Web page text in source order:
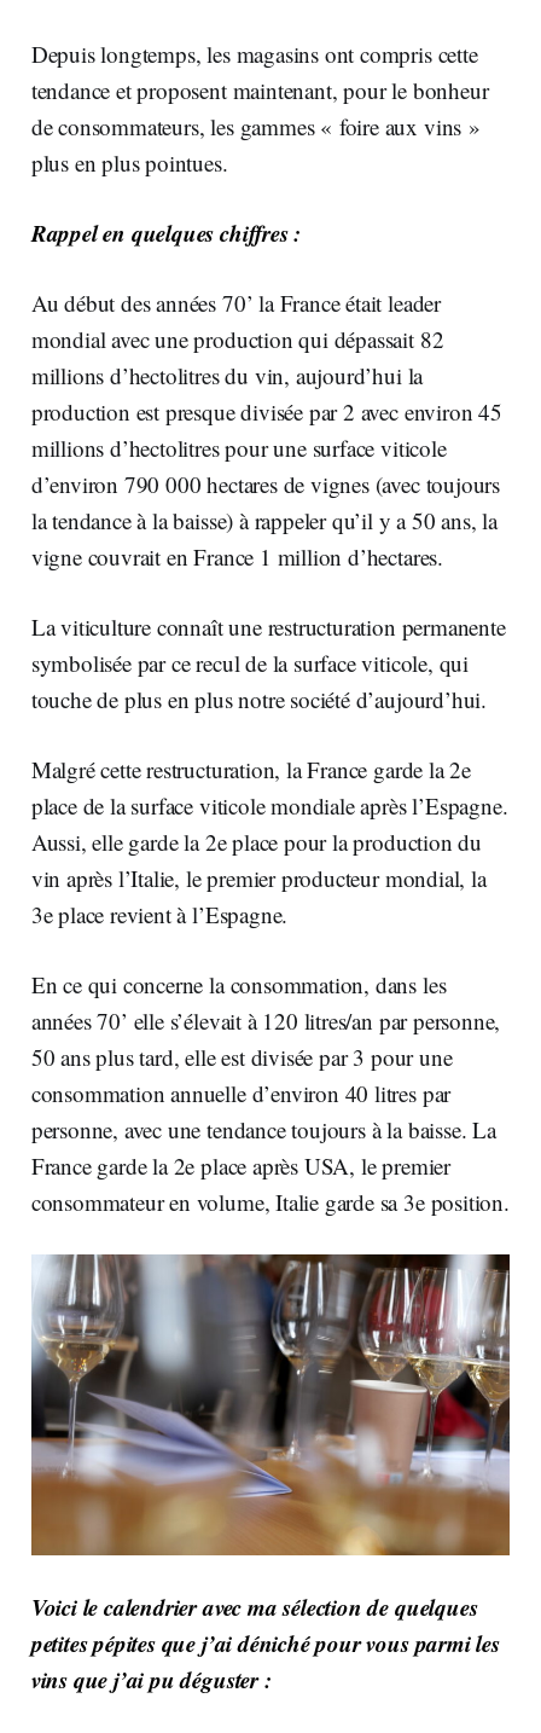
Depuis longtemps, les magasins ont compris cette
tendance et proposent maintenant, pour le bonheur
de consommateurs, les gammes « foire aux vins »
plus en plus pointues.
Rappel en quelques chiffres :
Au début des années 70’ la France était leader
mondial avec une production qui dépassait 82
millions d’hectolitres du vin, aujourd’hui la
production est presque divisée par 2 avec environ 45
millions d’hectolitres pour une surface viticole
d’environ 790 000 hectares de vignes (avec toujours
la tendance à la baisse) à rappeler qu’il y a 50 ans, la
vigne couvrait en France 1 million d’hectares.
La viticulture connaît une restructuration permanente
symbolisée par ce recul de la surface viticole, qui
touche de plus en plus notre société d’aujourd’hui.
Malgré cette restructuration, la France garde la 2e
place de la surface viticole mondiale après l’Espagne.
Aussi, elle garde la 2e place pour la production du
vin après l’Italie, le premier producteur mondial, la
3e place revient à l’Espagne.
En ce qui concerne la consommation, dans les
années 70’ elle s’élevait à 120 litres/an par personne,
50 ans plus tard, elle est divisée par 3 pour une
consommation annuelle d’environ 40 litres par
personne, avec une tendance toujours à la baisse. La
France garde la 2e place après USA, le premier
consommateur en volume, Italie garde sa 3e position.
Voici le calendrier avec ma sélection de quelques
petites pépites que j’ai déniché pour vous parmi les
vins que j’ai pu déguster :